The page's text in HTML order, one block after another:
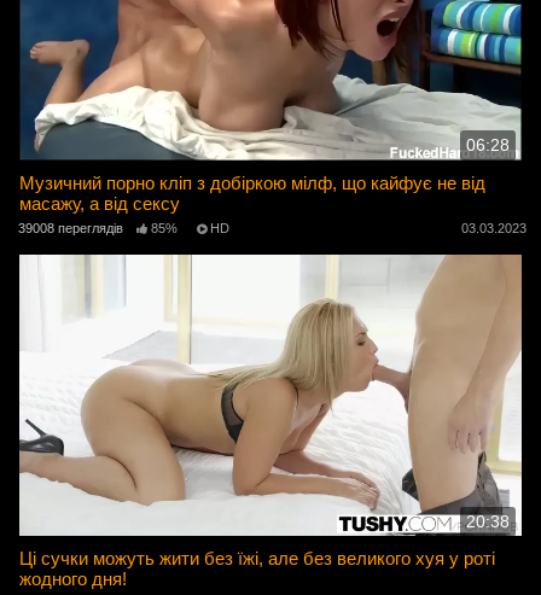
06:28
Музичний порно кліп з добіркою мілф, що кайфує не від
масажу, а від сексу
39008 переглядів 85% HD 03.03.2023
20:38
Ці сучки можуть жити без їжі, але без великого хуя у роті
жодного дня!